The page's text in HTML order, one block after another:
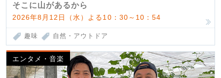
そこに山があるから
2026年8月12日（水）よる10：30～10：54
趣味 自然・アウトドア
エンタメ・音楽